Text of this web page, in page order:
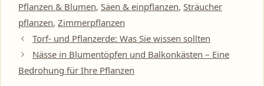
Pflanzen & Blumen, Säen & einpflanzen, Sträucher
pflanzen, Zimmerpflanzen
Torf- und Pflanzerde: Was Sie wissen sollten
Nässe in Blumentöpfen und Balkonkästen – Eine
Bedrohung für Ihre Pflanzen